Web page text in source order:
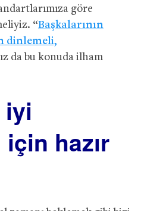
göre
“Başkalarının
dinlemeli,
da bu konuda ilham
iyi
için hazır